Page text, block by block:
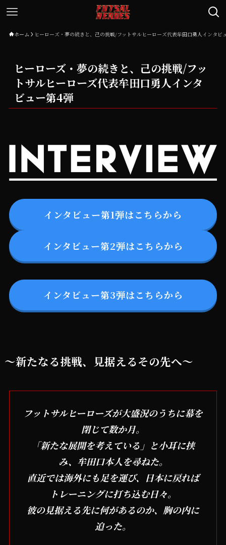
ホーム ヒーローズ・夢の続きと、己の挑戦/フットサルヒーローズ代表牟田口勇人インタビ
ヒーローズ・夢の続きと、己の挑戦/フッ
トサルヒーローズ代表牟田口勇人インタ
ビュー第4弾
インタビュー第1弾はこちらから
インタビュー第2弾はこちらから
インタビュー第3弾はこちらから
～新たなる挑戦、見据えるその先へ～
フットサルヒーローズが大盛況のうちに幕を
閉じて数か月。
「新たな展開を考えている」と小耳に挟
み、牟田口本人を尋ねた。
直近では海外にも足を運び、日本に戻れば
トレーニングに打ち込む日々。
彼の見据える先に何があるのか、胸の内に
迫った。